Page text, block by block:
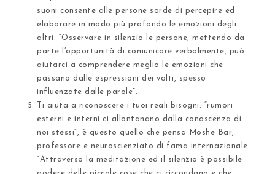
suoni consente alle persone sorde di percepire ed
elaborare in modo più profondo le emozioni degli
altri
. “Osservare in silenzio le persone, mettendo da
parte l’opportunità di comunicare verbalmente, può
aiutarci a comprendere meglio le emozioni che
passano dalle espressioni dei volti, spesso
influenzate dalle parole”.
Ti aiuta a riconoscere i tuoi reali bisogni : “rumori
esterni e interni ci allontanano dalla conoscenza di
noi stessi”, è questo quello che pensa Moshe Bar,
professore e neuroscienziato di fama internazionale.
“ Attraverso la meditazione ed il silenzio è possibile